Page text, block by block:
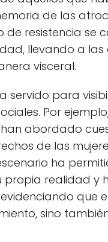
de las
de resistencia se
llevando a
visceral.
servido para
Por
abordado
de las
ha
propia realidad y
que
sino